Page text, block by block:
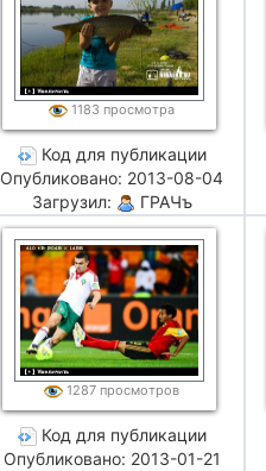
1183 просмотра
Код для публикации
Опубликовано: 2013-08-04
Загрузил:
ГРАЧъ
1287 просмотров
Код для публикации
Опубликовано: 2013-01-21